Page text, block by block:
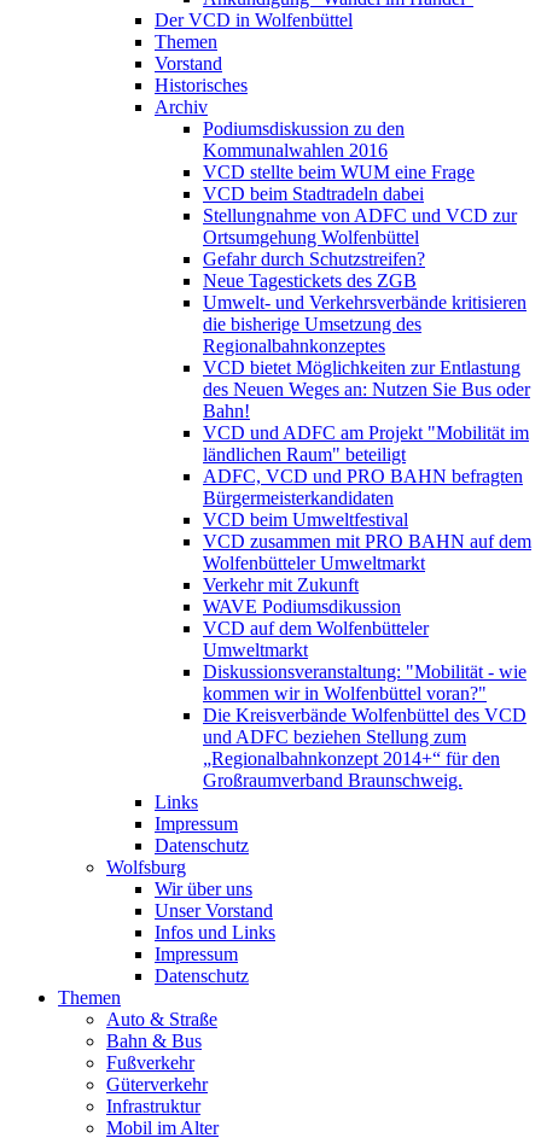
Der VCD in Wolfenbüttel
Themen
Vorstand
Historisches
Archiv
Podiumsdiskussion zu den
Kommunalwahlen 2016
VCD stellte beim WUM eine Frage
VCD beim Stadtradeln dabei
Stellungnahme von ADFC und VCD zur
Ortsumgehung Wolfenbüttel
Gefahr durch Schutzstreifen?
Neue Tagestickets des ZGB
Umwelt- und Verkehrsverbände kritisieren
die bisherige Umsetzung des
Regionalbahnkonzeptes
VCD bietet Möglichkeiten zur Entlastung
des Neuen Weges an: Nutzen Sie Bus oder
Bahn!
VCD und ADFC am Projekt "Mobilität im
ländlichen Raum" beteiligt
ADFC, VCD und PRO BAHN befragten
Bürgermeisterkandidaten
VCD beim Umweltfestival
VCD zusammen mit PRO BAHN auf dem
Wolfenbütteler Umweltmarkt
Verkehr mit Zukunft
WAVE Podiumsdikussion
VCD auf dem Wolfenbütteler
Umweltmarkt
Diskussionsveranstaltung: "Mobilität - wie
kommen wir in Wolfenbüttel voran?"
Die Kreisverbände Wolfenbüttel des VCD
und ADFC beziehen Stellung zum
„Regionalbahnkonzept 2014+“ für den
Großraumverband Braunschweig.
Links
Impressum
Datenschutz
Wolfsburg
Wir über uns
Unser Vorstand
Infos und Links
Impressum
Datenschutz
Themen
Auto & Straße
Bahn & Bus
Fußverkehr
Güterverkehr
Infrastruktur
Mobil im Alter